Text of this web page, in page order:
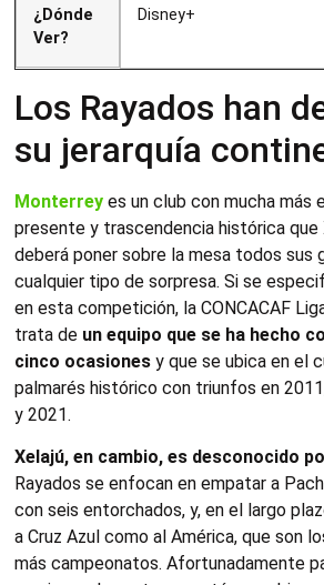
¿Dónde
Ver?
Disney+
Los Rayados han
su jerarquía
Monterrey es un club con mucha más
presente y trascendencia histórica que
deberá poner sobre la mesa todos sus
cualquier tipo de sorpresa. Si se
en esta competición, la CONCACAF
trata de un equipo que se ha hecho
cinco ocasiones y que se ubica en el
palmarés histórico con triunfos en
y 2021.
Xelajú, en cambio, es desconocido
Rayados se enfocan en empatar a
con seis entorchados, y, en el largo
a Cruz Azul como al América, que son
más campeonatos. Afortunadamente